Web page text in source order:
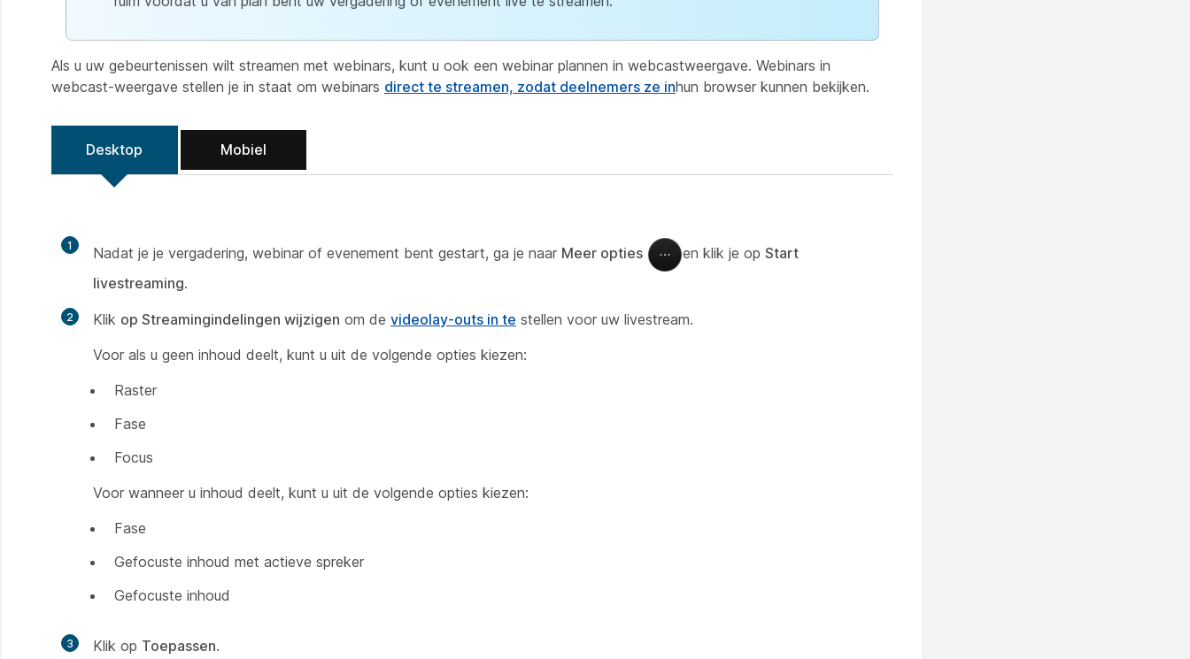
Als u uw gebeurtenissen wilt streamen met webinars, kunt u ook een webinar plannen in webcastweergave. Webinars in
webcast-weergave stellen je in staat om webinars direct te streamen, zodat deelnemers ze inhun browser kunnen bekijken.
Desktop Mobiel
1 Nadat je je vergadering, webinar of evenement bent gestart, ga je naar Meer opties en klik je op Start
livestreaming.
2 Klik op Streamingindelingen wijzigen om de videolay-outs in te stellen voor uw livestream.
Voor als u geen inhoud deelt, kunt u uit de volgende opties kiezen:
Raster
Fase
Focus
Voor wanneer u inhoud deelt, kunt u uit de volgende opties kiezen:
Fase
Gefocuste inhoud met actieve spreker
Gefocuste inhoud
3 Klik op Toepassen.